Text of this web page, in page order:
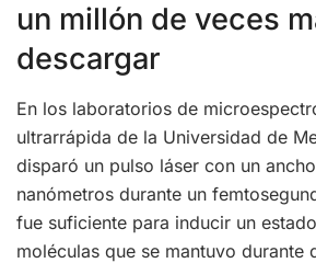
un millón de veces
descargar
En los laboratorios de
ultrarrápida de la Universidad de
disparó un pulso láser con un
nanómetros durante un
fue suficiente para inducir un
moléculas que se mantuvo durante